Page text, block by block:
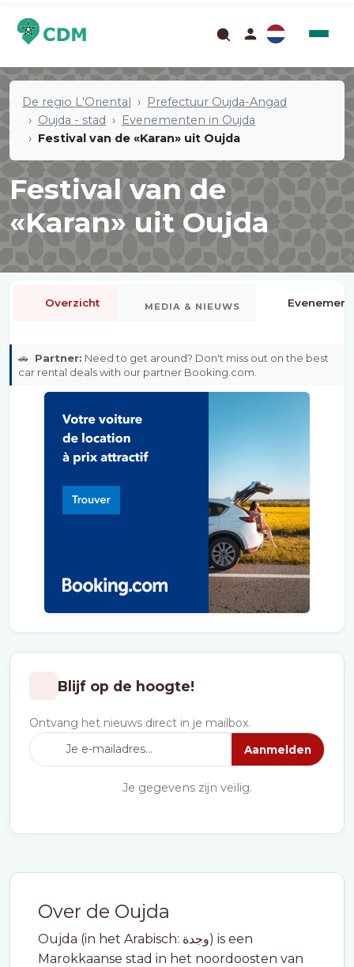
De regio L'Oriental
Prefectuur Oujda-Angad
Oujda - stad
Evenementen in Oujda
Festival van de «Karan» uit Oujda
Festival van de
«Karan» uit Oujda
Over de Oujda
Oujda (in het Arabisch: وجدة) is een
Marokkaanse stad in het noordoosten van
Overzicht MEDIA & NIEUWS
🚗 Partner: Need to get around? Don't miss out on the best
car rental deals with our partner Booking.com.
Blijf op de hoogte!
Ontvang het nieuws direct in je mailbox.
Aanmelden
Je gegevens zijn veilig.